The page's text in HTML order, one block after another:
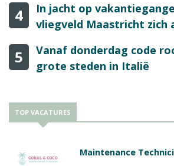
4
In jacht op
vliegveld Maastricht zich
5
Vanaf donderdag code
grote steden in Italië
TOP VACATURES
Maintenance